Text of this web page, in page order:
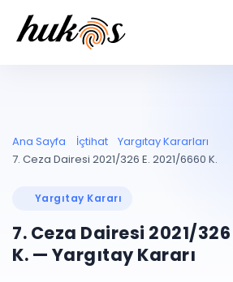
Entegrasyonu
UYAP ile otomatik
senkron
UYAP Evrak
Entegrasyonu
Evrakları tek tıkla aktarın
UETS Entegrasyonu
Tebligatları anında
görün
Blog
Ücretsiz Başlayın
Ana Sayfa İçtihat
Yargıtay Kararları
7. Ceza Dairesi 2021/326 E. 2021/6660 K.
Yargıtay Kararı
7. Ceza Dairesi 2021/
K. — Yargıtay Kararı